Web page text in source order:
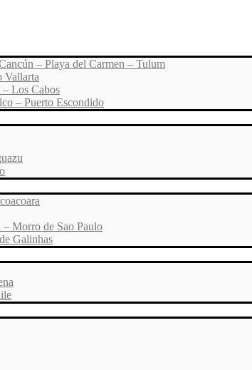
– Playa del Carmen – Tulum
Vallarta
Los Cabos
– Puerto Escondido
– Morro de Sao Paulo
Galinhas